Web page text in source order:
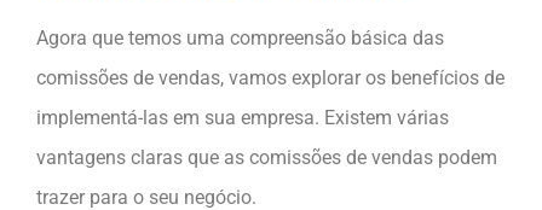
Agora que temos uma compreensão básica das
comissões de vendas, vamos explorar os benefícios de
implementá-las em sua empresa. Existem várias
vantagens claras que as comissões de vendas podem
trazer para o seu negócio.